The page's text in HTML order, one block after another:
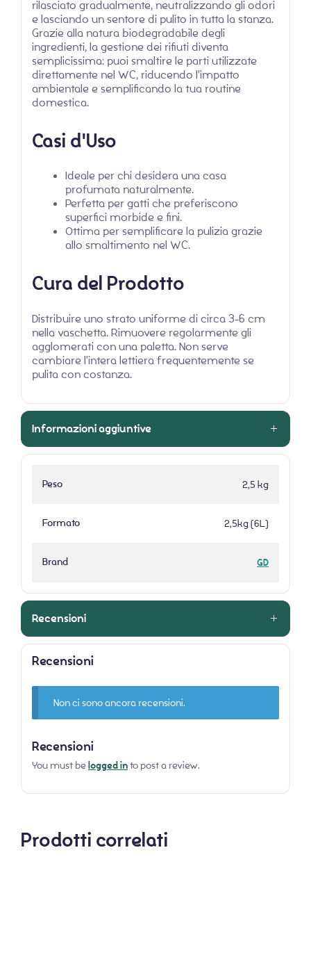
rilasciato gradualmente, neutralizzando gli odori
e lasciando un sentore di pulito in tutta la stanza.
Grazie alla natura biodegradabile degli
ingredienti, la gestione dei rifiuti diventa
semplicissima: puoi smaltire le parti utilizzate
direttamente nel WC, riducendo l'impatto
ambientale e semplificando la tua routine
domestica.
Casi d'Uso
Ideale per chi desidera una casa
profumata naturalmente.
Perfetta per gatti che preferiscono
superfici morbide e fini.
Ottima per semplificare la pulizia grazie
allo smaltimento nel WC.
Cura del Prodotto
Distribuire uno strato uniforme di circa 3-6 cm
nella vaschetta. Rimuovere regolarmente gli
agglomerati con una paletta. Non serve
cambiare l'intera lettiera frequentemente se
pulita con costanza.
Informazioni aggiuntive
Peso 2,5 kg
Formato 2,5kg (6L)
Brand GD
Recensioni
Recensioni
Non ci sono ancora recensioni.
Recensioni
You must be logged into post a review.
Prodotti correlati